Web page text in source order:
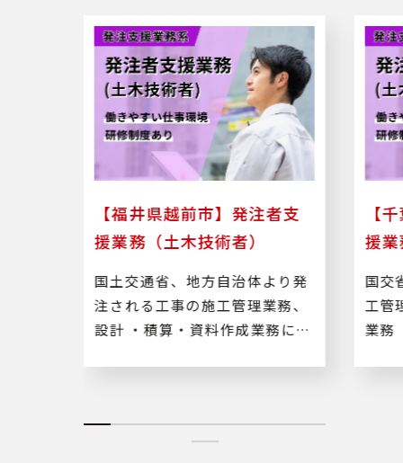
【福井県越前市】発注者支
援業務（土木技術者）
国土交通省、地方自治体より発
注される工事の施工管理業務、
設計 ・積算・資料作成業務に従
【
援
国交
工管
業務